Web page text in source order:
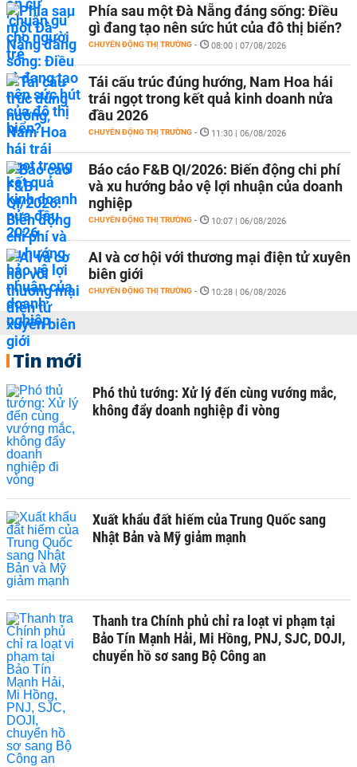
Phía sau một Đà Nẵng đáng sống: Điều
gì đang tạo nên sức hút của đô thị biển?
CHUYỂN ĐỘNG THỊ TRƯỜNG - 08:00 | 07/08/2026
Tái cấu trúc đúng hướng, Nam Hoa hái
trái ngọt trong kết quả kinh doanh nửa
đầu 2026
CHUYỂN ĐỘNG THỊ TRƯỜNG - 11:30 | 06/08/2026
Báo cáo F&B QI/2026: Biến động chi phí
và xu hướng bảo vệ lợi nhuận của doanh
nghiệp
CHUYỂN ĐỘNG THỊ TRƯỜNG - 10:07 | 06/08/2026
AI và cơ hội với thương mại điện tử xuyên
biên giới
CHUYỂN ĐỘNG THỊ TRƯỜNG - 10:28 | 06/08/2026
Tin mới
Phó thủ tướng: Xử lý đến cùng vướng mắc,
không đẩy doanh nghiệp đi vòng
Xuất khẩu đất hiếm của Trung Quốc sang
Nhật Bản và Mỹ giảm mạnh
Thanh tra Chính phủ chỉ ra loạt vi phạm tại
Bảo Tín Mạnh Hải, Mi Hồng, PNJ, SJC, DOJI,
chuyển hồ sơ sang Bộ Công an